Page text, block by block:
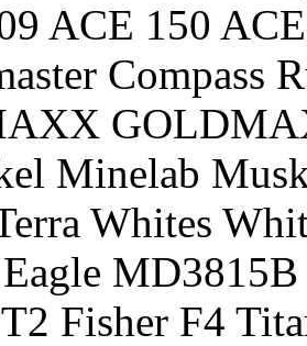
ACE 150
Compass
Minelab
Whites
Fisher F4